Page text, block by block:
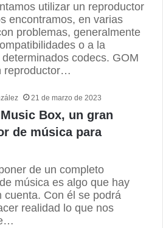
utilizar un reproductor
encontramos, en varias
problemas, generalmente
o a la
codecs. GOM
reproductor…
21 de marzo de 2023
Box, un gran
de música para
de un completo
música es algo que hay
cuenta. Con él se podrá
realidad lo que nos